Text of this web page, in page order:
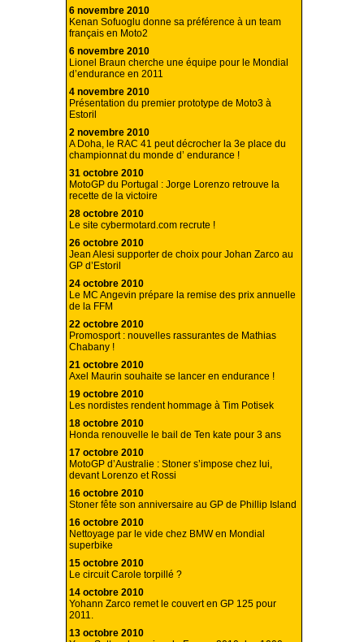
6 novembre 2010
Kenan Sofuoglu donne sa préférence à un team
français en Moto2
6 novembre 2010
Lionel Braun cherche une équipe pour le Mondial
d’endurance en 2011
4 novembre 2010
Présentation du premier prototype de Moto3 à
Estoril
2 novembre 2010
A Doha, le RAC 41 peut décrocher la 3e place du
championnat du monde d’ endurance !
31 octobre 2010
MotoGP du Portugal : Jorge Lorenzo retrouve la
recette de la victoire
28 octobre 2010
Le site cybermotard.com recrute !
26 octobre 2010
Jean Alesi supporter de choix pour Johan Zarco au
GP d’Estoril
24 octobre 2010
Le MC Angevin prépare la remise des prix annuelle
de la FFM
22 octobre 2010
Promosport : nouvelles rassurantes de Mathias
Chabany !
21 octobre 2010
Axel Maurin souhaite se lancer en endurance !
19 octobre 2010
Les nordistes rendent hommage à Tim Potisek
18 octobre 2010
Honda renouvelle le bail de Ten kate pour 3 ans
17 octobre 2010
MotoGP d’Australie : Stoner s’impose chez lui,
devant Lorenzo et Rossi
16 octobre 2010
Stoner fête son anniversaire au GP de Phillip Island
16 octobre 2010
Nettoyage par le vide chez BMW en Mondial
superbike
15 octobre 2010
Le circuit Carole torpillé ?
14 octobre 2010
Yohann Zarco remet le couvert en GP 125 pour
2011.
13 octobre 2010